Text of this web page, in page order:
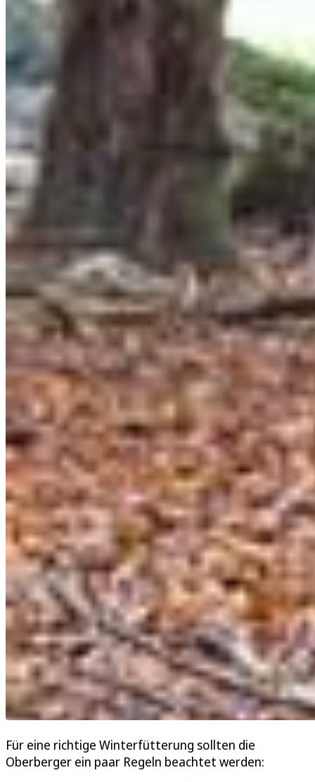
Für eine richtige Winterfütterung sollten die
Oberberger ein paar Regeln beachtet werden: